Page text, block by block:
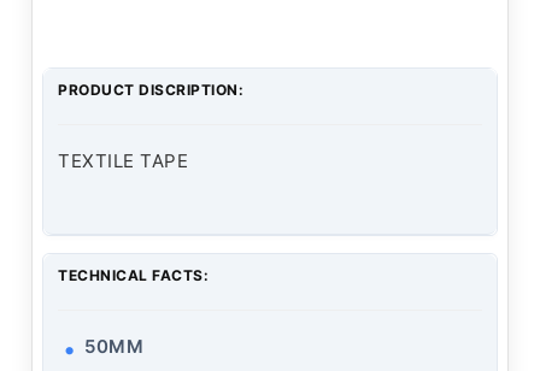
PRODUCT DISCRIPTION:
TEXTILE TAPE
TECHNICAL FACTS:
50MM